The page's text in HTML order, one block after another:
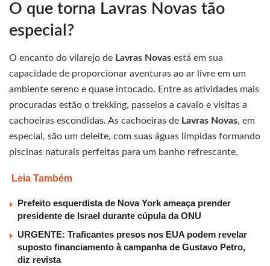
O que torna Lavras Novas tão
especial?
O encanto do vilarejo de Lavras Novas está em sua
capacidade de proporcionar aventuras ao ar livre em um
ambiente sereno e quase intocado. Entre as atividades mais
procuradas estão o trekking, passeios a cavalo e visitas a
cachoeiras escondidas. As cachoeiras de Lavras Novas, em
especial, são um deleite, com suas águas límpidas formando
piscinas naturais perfeitas para um banho refrescante.
Leia Também
Prefeito esquerdista de Nova York ameaça prender
presidente de Israel durante cúpula da ONU
URGENTE: Traficantes presos nos EUA podem revelar
suposto financiamento à campanha de Gustavo Petro,
diz revista